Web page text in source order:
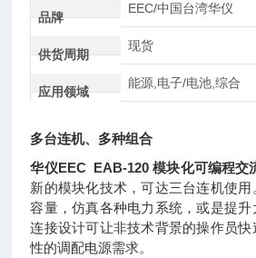
品牌
EEC/中国台湾华仪
供货周期
现货
应用领域
能源,电子/电池,综合
多台连机、多种组合
华仪EEC EAB-120 模块化可编程交
新的模块化技术，可达三台连机使用
容量，仿真各种电力系统，或是提
连接设计可让非技术背景的操作员
性的调配电源需求。